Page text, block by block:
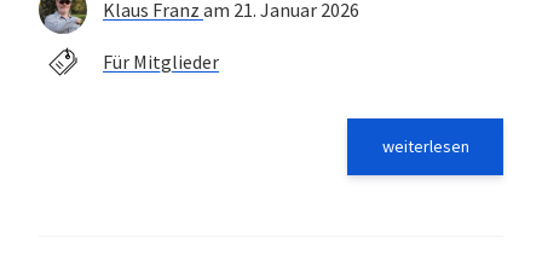
Klaus Franz am 21. Januar 2026
Für Mitglieder
weiterlesen